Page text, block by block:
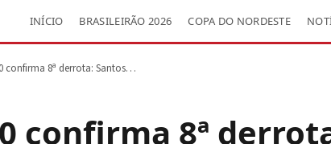
INÍCIO BRASILEIRÃO 2026 COPA DO NORDESTE
confirma 8ª derrota: Santos…
confirma 8ª